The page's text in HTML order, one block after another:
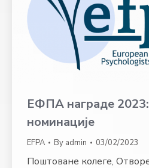
ЕФПА награде
номинације
EFPA By admin 03/02/2023
Поштоване колеге,